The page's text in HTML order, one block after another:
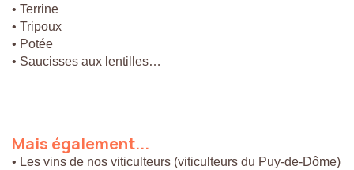
• Terrine
• Tripoux
• Potée
• Saucisses aux lentilles…
Mais également...
• Les vins de nos viticulteurs (viticulteurs du Puy-de-Dôme)